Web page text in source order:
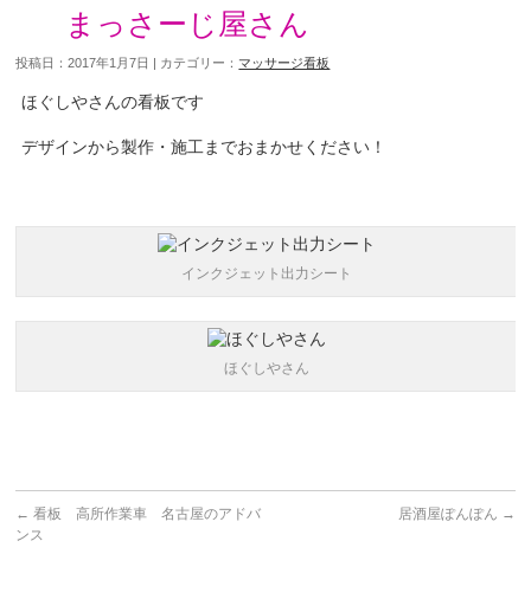
まっさーじ屋さん
投稿日：2017年1月7日 | カテゴリー： マッサージ看板
ほぐしやさんの看板です
デザインから製作・施工までおまかせください！
インクジェット出力シート
ほぐしやさん
← 看板 高所作業車 名古屋のアドバ
ンス
居酒屋ぽんぽん →